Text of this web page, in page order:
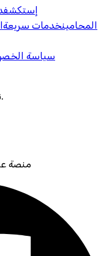
إستكشف
المحامينخدمات سريعة
سياسة
.
منصة